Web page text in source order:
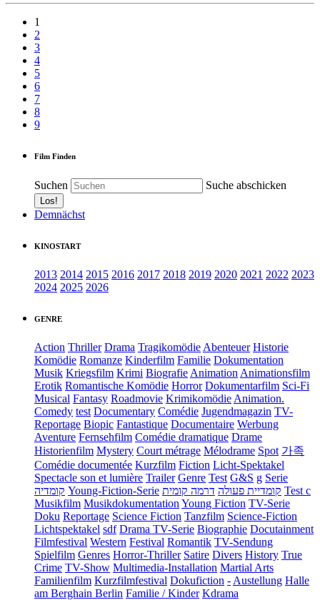
1
2
3
4
5
6
7
8
9
Film Finden
Suchen Suche abschicken
Demnächst
KINOSTART
2013 2014 2015 2016 2017 2018 2019 2020 2021 2022 2023
2024 2025 2026
GENRE
Action Thriller Drama Tragikomödie Abenteuer Historie
Komödie Romanze Kinderfilm Familie Dokumentation
Musik Kriegsfilm Krimi Biografie Animation Animationsfilm
Erotik Romantische Komödie Horror Dokumentarfilm Sci-Fi
Musical Fantasy Roadmovie Krimikomödie Animation.
Comedy test Documentary Comédie Jugendmagazin TV-
Reportage Biopic Fantastique Documentaire Werbung
Aventure Fernsehfilm Comédie dramatique Drame
Historienfilm Mystery Court métrage Mélodrame Spot 가족
Comédie documentée Kurzfilm Fiction Licht-Spektakel
Spectacle son et lumière Trailer Genre Test G&S g Serie
קומדיה Young-Fiction-Serie קומדיית פעולה דרמה קומית
Test c
Musikfilm Musikdokumentation Young Fiction TV-Serie
Doku Reportage Science Fiction Tanzfilm Science-Fiction
Lichtspektakel sdf Drama TV-Serie Biographie Docutainment
Filmfestival Western Festival Romantik TV-Sendung
Spielfilm Genres Horror-Thriller Satire Divers History True
Crime TV-Show Multimedia-Installation Martial Arts
Familienfilm Kurzfilmfestival Dokufiction - Austellung Halle
am Berghain Berlin Familie / Kinder Kdrama